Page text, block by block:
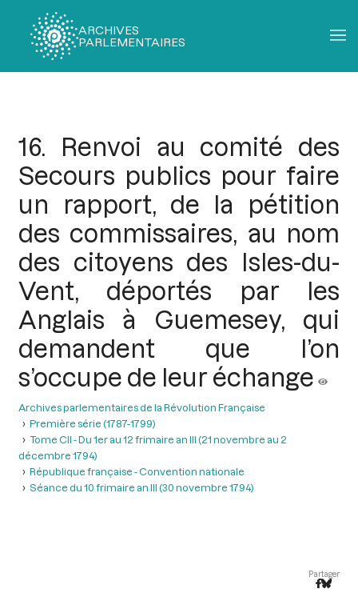
ARCHIVES
PARLEMENTAIRES
16. Renvoi au comité des
Secours publics pour faire
un rapport, de la pétition
des commissaires, au nom
des citoyens des Isles-du-
Vent, déportés par les
Anglais à Guemesey, qui
demandent que l’on
s’occupe de leur échange
Archives parlementaires de la Révolution Française
Première série (1787-1799)
Tome CII - Du 1er au 12 frimaire an III (21 novembre au 2
décembre 1794)
République française - Convention nationale
Séance du 10 frimaire an III (30 novembre 1794)
Partager